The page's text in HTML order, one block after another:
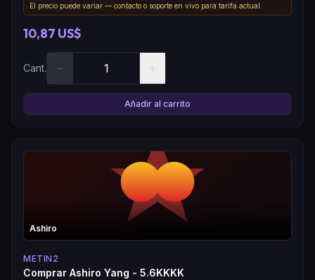
El precio puede variar — contacto o soporte en vivo para tarifa actual.
10,87 US$
Cant. − +
Añadir al carrito
Ashiro
METIN2
Comprar Ashiro Yang - 5.6KKKK